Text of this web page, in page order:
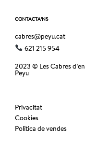
CONTACTA’NS
cabres@peyu.cat
621 215 954
2023 © Les Cabres d’en
Peyu
Privacitat
Cookies
Política de vendes